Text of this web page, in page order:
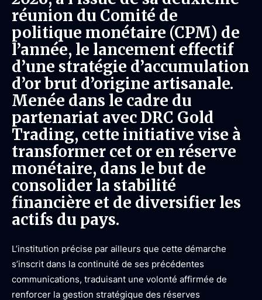
réunion du Comité de
politique monétaire (CPM) de
l’année, le lancement effectif
d’une stratégie d’accumulation
d’or brut d’origine artisanale.
Menée dans le cadre du
partenariat avec DRC Gold
Trading, cette initiative vise à
transformer cet or en réserve
monétaire, dans le but de
consolider la stabilité
financière et de diversifier les
actifs du pays.
L’institution précise par ailleurs que cette démarche
s’inscrit dans la continuité de ses précédentes
communications, traduisant une volonté affirmée de
renforcer la gestion stratégique des réserves